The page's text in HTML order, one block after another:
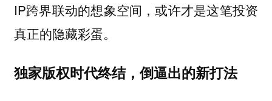
IP跨界联动的想象空间，或许才是这笔投资
真正的隐藏彩蛋。
独家版权时代终结，倒逼出的新打法